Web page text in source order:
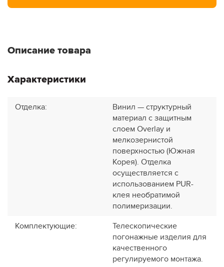
Описание товара
Характеристики
Отделка:
Винил — структурный
материал с защитным
слоем Overlay и
мелкозернистой
поверхностью (Южная
Корея). Отделка
осуществляется с
использованием PUR-
клея необратимой
полимеризации.
Комплектующие:
Телескопические
погонажные изделия для
качественного
регулируемого монтажа.